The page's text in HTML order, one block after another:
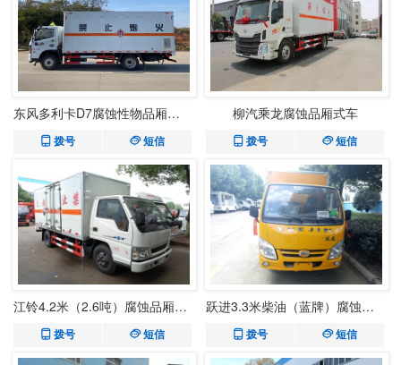
东风多利卡D7腐蚀性物品厢式运输车
拨号 短信
柳汽乘龙腐蚀品厢式车
拨号 短信
江铃4.2米（2.6吨）腐蚀品厢式车
拨号 短信
跃进3.3米柴油（蓝牌）腐蚀品厢式车
拨号 短信